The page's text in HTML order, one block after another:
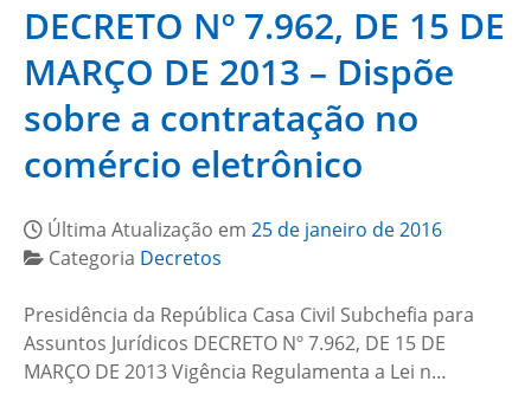
DECRETO Nº 7.962, DE 15 DE
MARÇO DE 2013 – Dispõe
sobre a contratação no
comércio eletrônico
Última Atualização em 25 de janeiro de 2016
Categoria Decretos
Presidência da República Casa Civil Subchefia para
Assuntos Jurídicos DECRETO Nº 7.962, DE 15 DE
MARÇO DE 2013 Vigência Regulamenta a Lei n…